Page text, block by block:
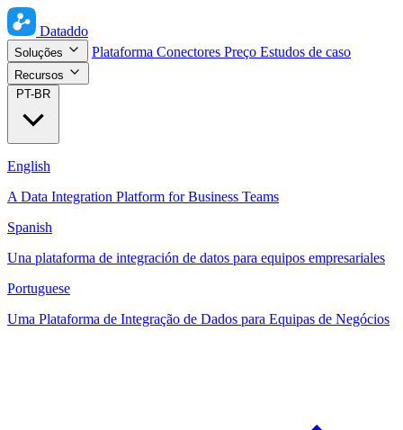
Dataddo
Soluções Plataforma Conectores Preço Estudos de caso
Recursos
PT-BR
English
A Data Integration Platform for Business Teams
Spanish
Una plataforma de integración de datos para equipos empresariales
Portuguese
Uma Plataforma de Integração de Dados para Equipas de Negócios